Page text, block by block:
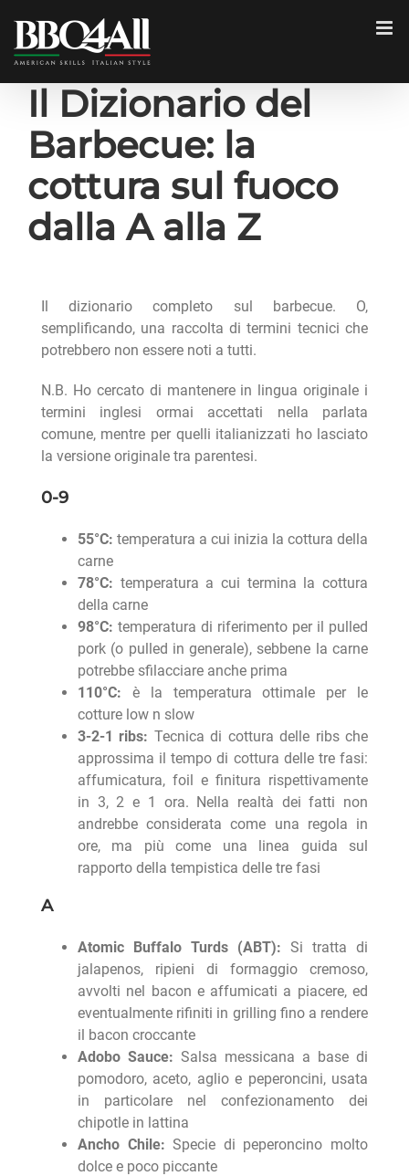
contenuto
Il Dizionario del
Barbecue: la
cottura sul fuoco
dalla A alla Z
Il dizionario completo sul barbecue. O,
semplificando, una raccolta di termini tecnici che
potrebbero non essere noti a tutti.
N.B. Ho cercato di mantenere in lingua originale i
termini inglesi ormai accettati nella parlata
comune, mentre per quelli italianizzati ho lasciato
la versione originale tra parentesi.
0-9
55°C: temperatura a cui inizia la cottura della
carne
78°C: temperatura a cui termina la cottura
della carne
98°C: temperatura di riferimento per il pulled
pork (o pulled in generale), sebbene la carne
potrebbe sfilacciare anche prima
110°C: è la temperatura ottimale per le
cotture low n slow
3-2-1 ribs: Tecnica di cottura delle ribs che
approssima il tempo di cottura delle tre fasi:
affumicatura, foil e finitura rispettivamente
in 3, 2 e 1 ora. Nella realtà dei fatti non
andrebbe considerata come una regola in
ore, ma più come una linea guida sul
rapporto della tempistica delle tre fasi
A
Atomic Buffalo Turds (ABT): Si tratta di
jalapenos, ripieni di formaggio cremoso,
avvolti nel bacon e affumicati a piacere, ed
eventualmente rifiniti in grilling fino a rendere
il bacon croccante
Adobo Sauce: Salsa messicana a base di
pomodoro, aceto, aglio e peperoncini, usata
in particolare nel confezionamento dei
chipotle in lattina
Ancho Chile: Specie di peperoncino molto
dolce e poco piccante